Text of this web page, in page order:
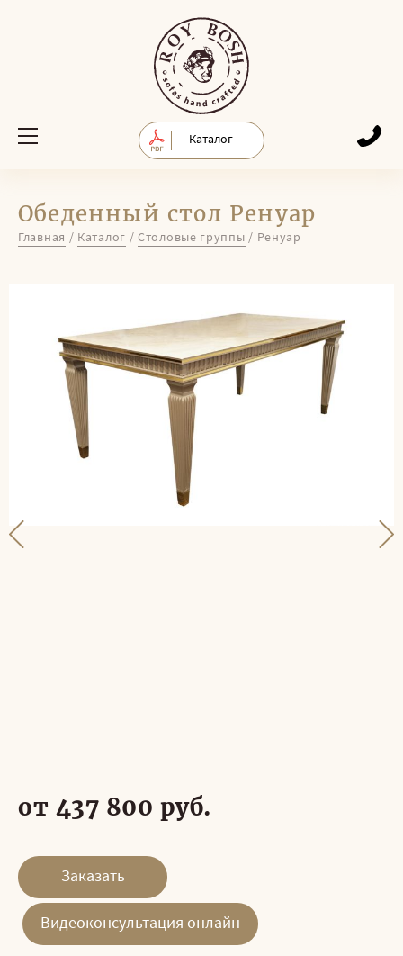
Каталог
Обеденный стол Ренуар
Главная / Каталог / Столовые группы / Ренуар
от 437 800 руб.
Заказать
Видеоконсультация онлайн